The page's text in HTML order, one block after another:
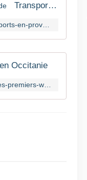
Transports en Provence-Alpes-Côte d'Azur: une hausse des tarifs à l'étude
Occitanie